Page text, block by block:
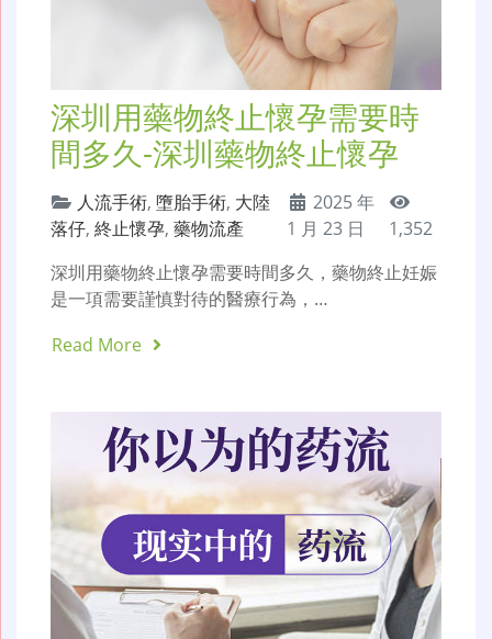
深圳用藥物終止懷孕需要時
間多久-深圳藥物終止懷孕
人流手術, 墮胎手術, 大陸
落仔, 終止懷孕, 藥物流產
2025 年
1 月 23 日
1,352
深圳用藥物終止懷孕需要時間多久，藥物終止妊娠
是一項需要謹慎對待的醫療行為，…
Read More